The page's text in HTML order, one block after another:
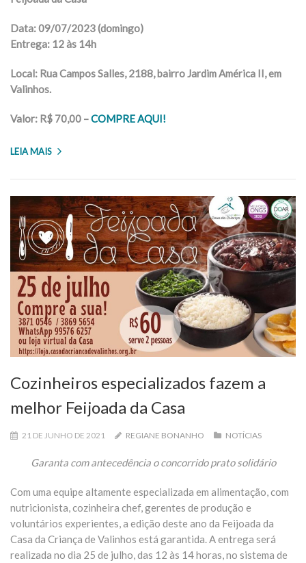
Data: 09/07/2023 (domingo)
Entrega: 12 às 14h
Local: Rua Campos Salles, 2188, bairro Jardim América II, em
Valinhos.
Valor: R$ 70,00 –COMPRE AQUI!
LEIA MAIS
Cozinheiros especializados fazem a
melhor Feijoada da Casa
21 DE JUNHO DE 2021 REGIANE BONANHO NOTÍCIAS
Garanta com antecedência o concorrido prato solidário
Com uma equipe altamente especializada em alimentação, com
nutricionista, cozinheira chef, gerentes de produção e
voluntários experientes, a edição deste ano da Feijoada da
Casa da Criança de Valinhos está garantida. A entrega será
realizada no dia 25 de julho, das 12 às 14 horas, no sistema de